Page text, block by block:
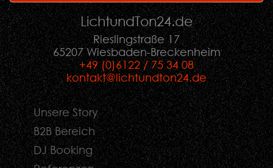
LichtundTon24.de
Rieslingstraße 17
65207 Wiesbaden-Breckenheim
+49 (0)6122 / 75 34 08
kontakt@lichtundton24.de
Unsere Story
B2B Bereich
DJ Booking